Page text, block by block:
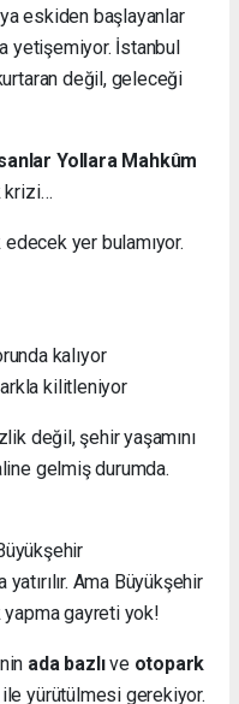
eskiden başlayanlar
yetişemiyor. İstanbul
değil, geleceği
Yollara Mahkûm
krizi…
edecek yer bulamıyor.
kalıyor
kilitleniyor
değil, şehir yaşamını
gelmiş durumda.
Ama Büyükşehir
gayreti yok!
ada bazlıve otopark
yürütülmesi gerekiyor.